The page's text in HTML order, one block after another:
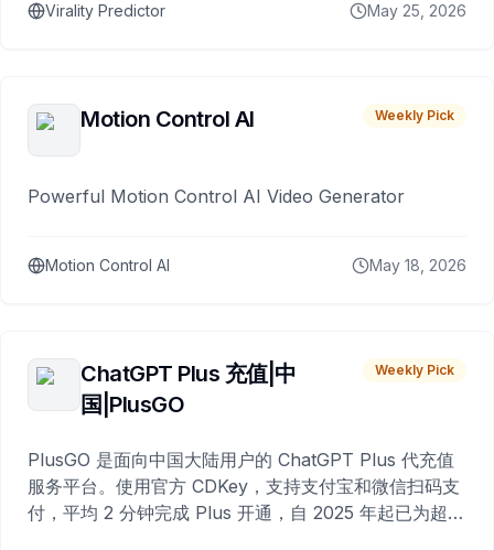
Virality Predictor May 25, 2026
Motion Control AI Weekly Pick
Powerful Motion Control AI Video Generator
Motion Control AI May 18, 2026
ChatGPT Plus 充值|中
国|PlusGO
Weekly Pick
PlusGO 是面向中国大陆用户的 ChatGPT Plus 代充值
服务平台。使用官方 CDKey，支持支付宝和微信扫码支
付，平均 2 分钟完成 Plus 开通，自 2025 年起已为超过